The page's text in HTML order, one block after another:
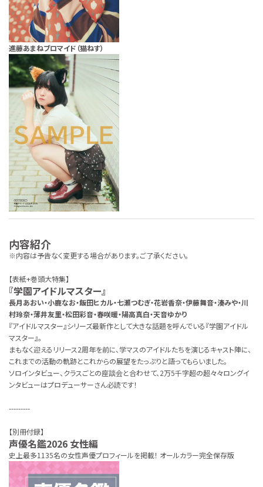
進藤あまねブロマイド（猫ねす）
内容紹介
※内容は予告なく変更する場合があります。ご了承ください。
【表紙+巻頭大特集】
『学園アイドルマスター』
長月あおい・小鹿なお・飯田ヒカル・七瀬つむぎ・花岩香奈・伊藤舞音・湊みや・川
村玲奈・薄井友里・松田彩音・春咲暖・陽高真白・天音ゆかり
『アイドルマスター』シリーズ最新作として大きな話題を呼んでいる『学園アイドル
マスター』。
まもなく迎えるリリース2周年を前に、学マスのアイドルたちを演じるキャスト陣に、
これまでの活動の軌跡とこれからの展望をたっぷりと語ってもらいました。
ソロインタビュー、クラスごとの座談会と合わせて、2万5千字超の超々々ロングイ
ンタビューはプロデューサーさん必読です！
---------
【別冊付録】
声優名鑑2026 女性編
史上最多1135名の女性声優プロフィールを掲載！ オールカラー完全保存版